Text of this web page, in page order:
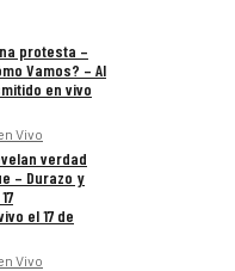
protesta –
Vamos? – Al
en vivo
Vivo
verdad
– Durazo y
el 17 de
Vivo